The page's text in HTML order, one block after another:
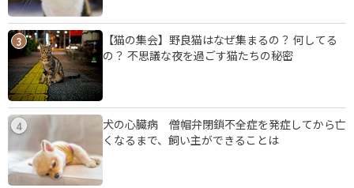
3
【猫の集会】野良猫はなぜ集まるの？ 何してる
の？ 不思議な夜を過ごす猫たちの秘密
4
犬の心臓病 僧帽弁閉鎖不全症を発症してから亡
くなるまで、飼い主ができることは